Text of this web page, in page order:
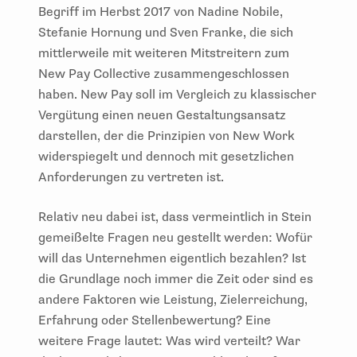
Begriff im Herbst 2017 von Nadine Nobile,
Stefanie Hornung und Sven Franke, die sich
mittlerweile mit weiteren Mitstreitern zum
New Pay Collective zusammengeschlossen
haben. New Pay soll im Vergleich zu klassischer
Vergütung einen neuen Gestaltungsansatz
darstellen, der die Prinzipien von New Work
widerspiegelt und dennoch mit gesetzlichen
Anforderungen zu vertreten ist.
Relativ neu dabei ist, dass vermeintlich in Stein
gemeißelte Fragen neu gestellt werden: Wofür
will das Unternehmen eigentlich bezahlen? Ist
die Grundlage noch immer die Zeit oder sind es
andere Faktoren wie Leistung, Zielerreichung,
Erfahrung oder Stellenbewertung? Eine
weitere Frage lautet: Was wird verteilt? War